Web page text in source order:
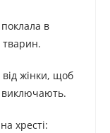
в
тварин.
жінки, щоб
виключають.
хресті: